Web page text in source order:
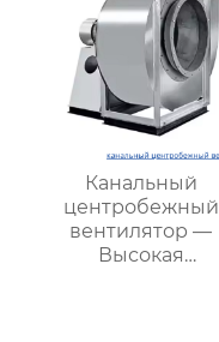
Канальный
центробежный
вентилятор —
Высокая